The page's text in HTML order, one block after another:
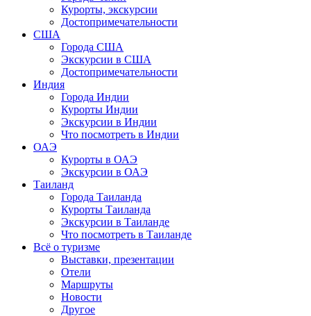
Курорты, экскурсии
Достопримечательности
США
Города США
Экскурсии в США
Достопримечательности
Индия
Города Индии
Курорты Индии
Экскурсии в Индии
Что посмотреть в Индии
ОАЭ
Курорты в ОАЭ
Экскурсии в ОАЭ
Таиланд
Города Таиланда
Курорты Таиланда
Экскурсии в Таиланде
Что посмотреть в Таиланде
Всё о туризме
Выставки, презентации
Отели
Маршруты
Новости
Другое